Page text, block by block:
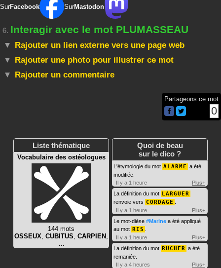
SurFacebook SurMastodon
6. Interagir avec le mot PLUMASSEAU
Rajouter un lien externe vers une page web
Rajouter une photo pour illustrer ce mot
Rajouter un commentaire
Partageons ce mot
0
Liste thématique
Vocabulaire des ostéologues
144 mots
OSSEUX, CUBITUS, CARPIEN ,
…
Quoi de beau
sur le dico ?
L'étymologie du mot ALARME a été
modifiée.
Il y a 1 heure
Plus+
La définition du mot LARGUER
renvoie vers CORDAGE
Il y a 1 heure
Plus+
Le mot-dièse #Marine a été appliqué
au mot RIS
Il y a 1 heure
Plus+
La définition du mot RUCHER a été
remaniée.
Il y a 4 heures
Plus+